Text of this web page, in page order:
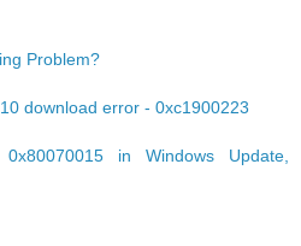
Problem?
download error - 0xc1900223
in Windows Update,